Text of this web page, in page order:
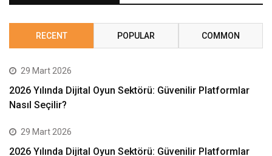
RECENT POPULAR COMMON
29 Mart 2026
2026 Yılında Dijital Oyun Sektörü: Güvenilir Platformlar
Nasıl Seçilir?
29 Mart 2026
2026 Yılında Dijital Oyun Sektörü: Güvenilir Platformlar